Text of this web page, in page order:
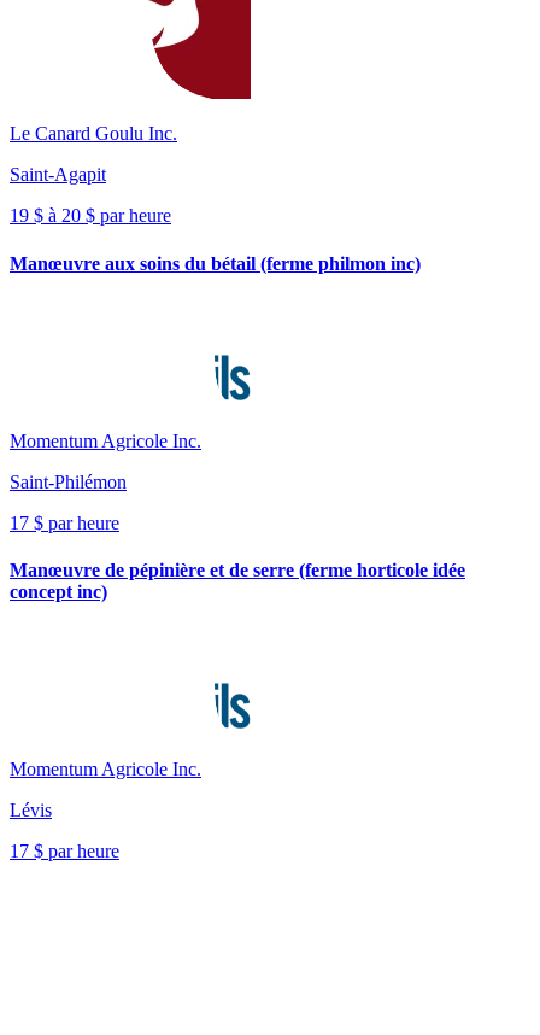
Le Canard Goulu Inc.
Saint-Agapit
19 $ à 20 $ par heure
Manœuvre aux soins du bétail (ferme philmon inc)
Momentum Agricole Inc.
Saint-Philémon
17 $ par heure
Manœuvre de pépinière et de serre (ferme horticole idée
concept inc)
Momentum Agricole Inc.
Lévis
17 $ par heure